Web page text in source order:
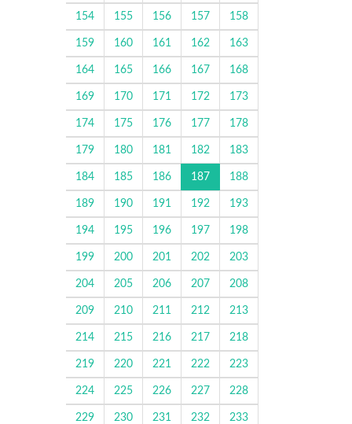
154 155 156 157 158
159 160 161 162 163
164 165 166 167 168
169 170 171 172 173
174 175 176 177 178
179 180 181 182 183
184 185 186 187 188
189 190 191 192 193
194 195 196 197 198
199 200 201 202 203
204 205 206 207 208
209 210 211 212 213
214 215 216 217 218
219 220 221 222 223
224 225 226 227 228
229 230 231 232 233